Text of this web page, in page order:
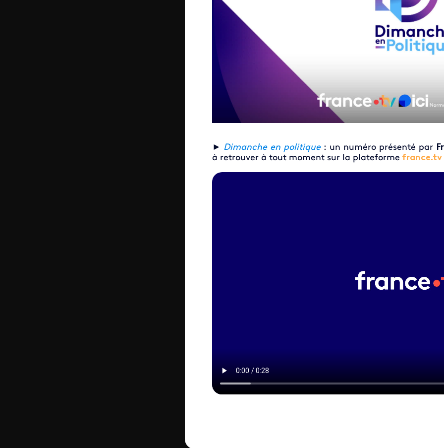
► Dimanche en politique : un numéro présenté par
à retrouver à tout moment sur la plateforme france.tv
Video file